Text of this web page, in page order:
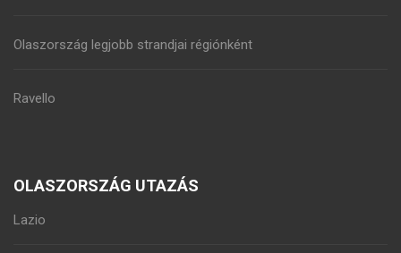
Olaszország legjobb strandjai régiónként
Ravello
OLASZORSZÁG UTAZÁS
Lazio